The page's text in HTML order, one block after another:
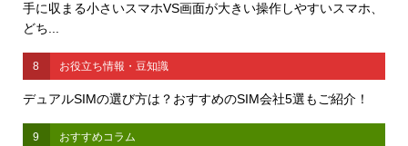
手に収まる小さいスマホVS画面が大きい操作しやすいスマホ、
どち...
8 お役立ち情報・豆知識
デュアルSIMの選び方は？おすすめのSIM会社5選もご紹介！
9 おすすめコラム